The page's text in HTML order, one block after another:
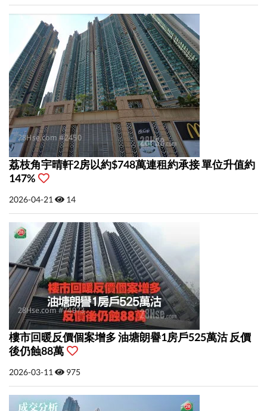
荔枝角宇晴軒2房以約$748萬連租約承接 單位升值約
147%
2026-04-21 14
樓市回暖反價個案增多 油塘朗譽1房戶525萬沽 反價
後仍蝕88萬
2026-03-11 975